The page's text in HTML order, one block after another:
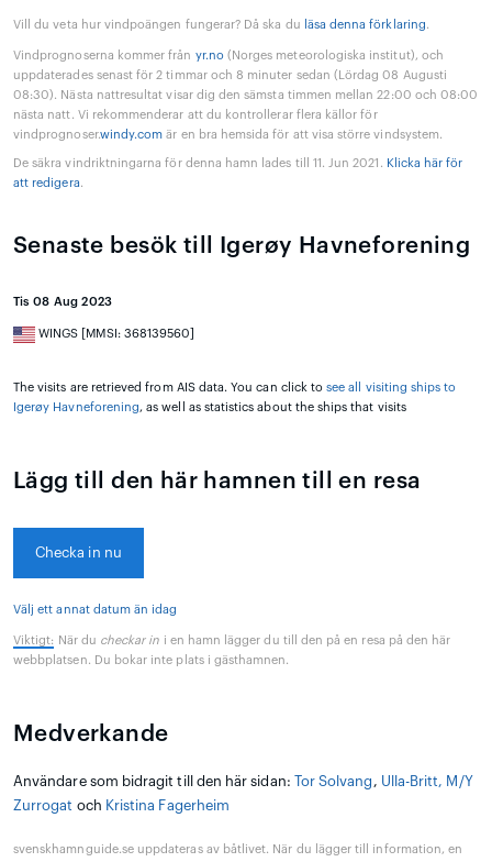
Vill du veta hur vindpoängen fungerar? Då ska du läsa denna förklaring.
Vindprognoserna kommer från yr.no (Norges meteorologiska institut), och
uppdaterades senast för 2 timmar och 8 minuter sedan (Lördag 08 Augusti
08:30). Nästa nattresultat visar dig den sämsta timmen mellan 22:00 och 08:00
nästa natt. Vi rekommenderar att du kontrollerar flera källor för
vindprognoser.windy.com är en bra hemsida för att visa större vindsystem.
De säkra vindriktningarna för denna hamn lades till 11. Jun 2021. Klicka här för
att redigera.
Senaste besök till Igerøy Havneforening
Tis 08 Aug 2023
WINGS [MMSI: 368139560]
The visits are retrieved from AIS data. You can click tosee all visiting ships to
Igerøy Havneforening, as well as statistics about the ships that visits
Lägg till den här hamnen till en resa
Checka in nu
Välj ett annat datum än idag
Viktigt: När du checkar in i en hamn lägger du till den på en resa på den här
webbplatsen. Du bokar inte plats i gästhamnen.
Medverkande
Användare som bidragit till den här sidan: Tor Solvang , Ulla-Britt, M/Y
Zurrogat och Kristina Fagerheim
svenskhamnguide.se uppdateras av båtlivet. När du lägger till information, en